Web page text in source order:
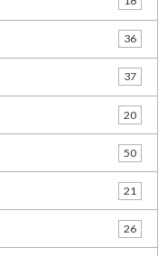
36
37
20
50
21
26